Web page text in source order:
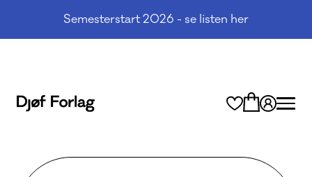
Semesterstart 2026 - se listen her